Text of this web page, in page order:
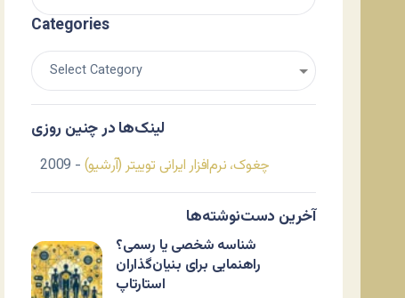
Categories
لینک‌ها در چنین روزی
چغوک، نرم‌افزار ایرانی توییتر (آرشیو) - 2009
آخرین دست‌نوشته‌ها
شناسه شخصی یا رسمی؟
راهنمایی برای بنیان‌گذاران
استارتاپ